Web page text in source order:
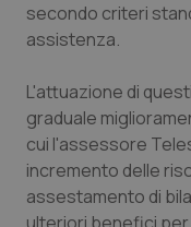
Quotidiano
Quotidiano
Quotidiano
Rene &
secondo criteri
assistenza.
L'attuazione di
graduale
cui l'assessore
incremento delle
assestamento di